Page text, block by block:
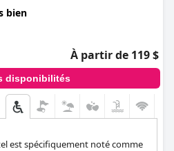
bien
À partir de 119 $
disponibilités
est spécifiquement noté comme